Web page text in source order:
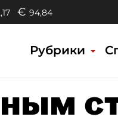
€ 94,84
Рубрики